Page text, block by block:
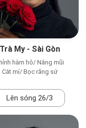
Trà My - Sài Gòn
hàm hô/ Nâng mũi
Cắt mí/ Bọc răng sứ
Lên sóng 26/3